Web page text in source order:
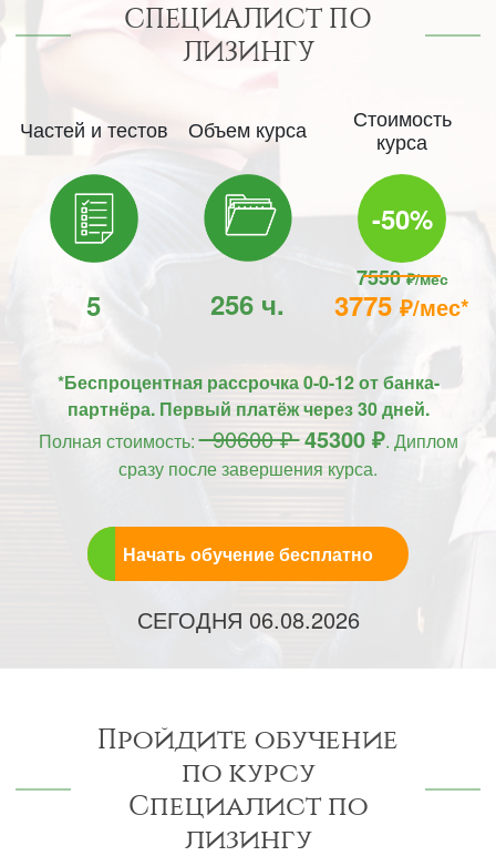
СПЕЦИАЛИСТ ПО
ЛИЗИНГУ
Частей и тестов
5
Объем курса
256 ч.
Стоимость
курса
-50%
7550₽/мес
3775₽/мес*
*Беспроцентная рассрочка 0-0-12 от банка-
партнёра. Первый платёж через 30 дней.
Полная стоимость:90600 ₽45300 ₽. Диплом
сразу после завершения курса.
Начать обучение бесплатно
СЕГОДНЯ 06.08.2026
Пройдите обучение
по курсу
Специалист по
лизингу